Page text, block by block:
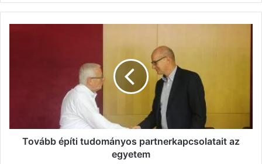
Tovább építi tudományos partnerkapcsolatait az
egyetem